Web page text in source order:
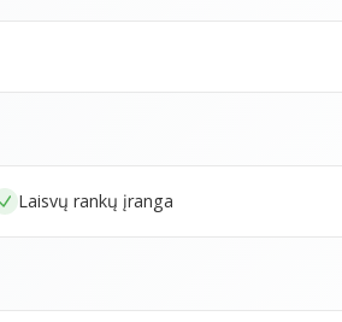
Laisvų rankų įranga